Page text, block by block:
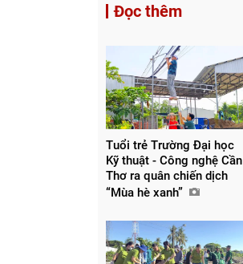
Đọc thêm
Tuổi trẻ Trường Đại học
Kỹ thuật - Công nghệ Cần
Thơ ra quân chiến dịch
“Mùa hè xanh”